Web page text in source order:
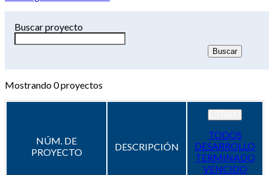
Buscar proyecto
Mostrando0proyectos
NÚM. DE
PROYECTO
DESCRIPCIÓN
TODOS
DESARROLLO
TERMINADO
VENCIDO